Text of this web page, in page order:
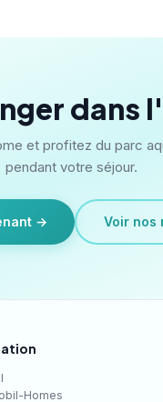
dans
et profitez du parc
pendant votre séjour.
→ Voir nos
Homes